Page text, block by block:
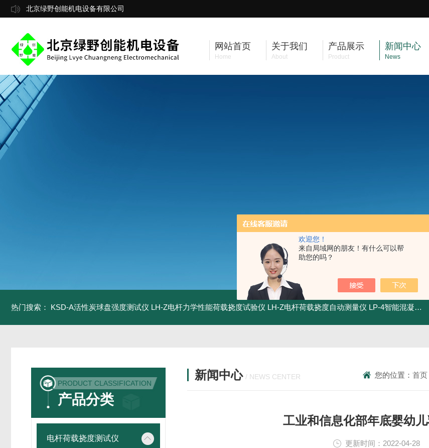
欢迎您！
来自局域网的朋友！有什么可以帮
助您的吗？
北京绿野创能机电设备有限公司
网站首页
Home
关于我们
About
产品展示
Product
新闻中心
News
热门搜索： KSD-A活性炭球盘强度测试仪 LH-Z电杆力学性能荷载挠度试验仪 LH-Z电杆荷载挠度自动测量仪 LP-4智能混凝土电杆检测系统
PRODUCT CLASSIFICATION
产品分类
电杆荷载挠度测试仪
新闻中心 / NEWS CENTER 您的位置： 首页
工业和信息化部年底婴幼
更新时间：2022-04-28